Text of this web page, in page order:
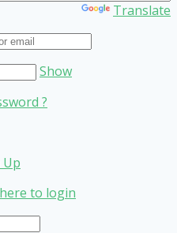
Translate
Show
?
Up
to login